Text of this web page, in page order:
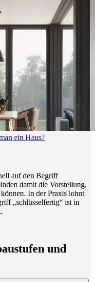
ein Haus?
auf den Begriff
damit die Vorstellung,
In der Praxis lohnt
„schlüsselfertig“ ist in
und